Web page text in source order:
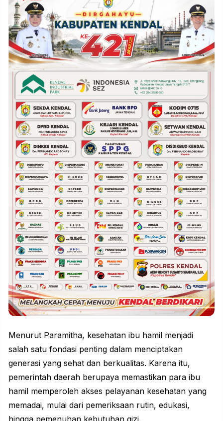
Menurut Paramitha, kesehatan ibu hamil menjadi
salah satu fondasi penting dalam menciptakan
generasi yang sehat dan berkualitas. Karena itu,
pemerintah daerah berupaya memastikan para ibu
hamil memperoleh akses pelayanan kesehatan yang
memadai, mulai dari pemeriksaan rutin, edukasi,